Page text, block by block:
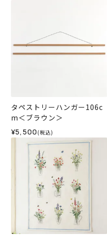
タペストリーハンガー106c
m＜ブラウン＞
¥5,500 (税込)